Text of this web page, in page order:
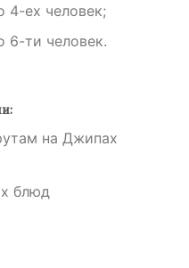
4-ех человек;
6-ти человек.
на Джипах
блюд